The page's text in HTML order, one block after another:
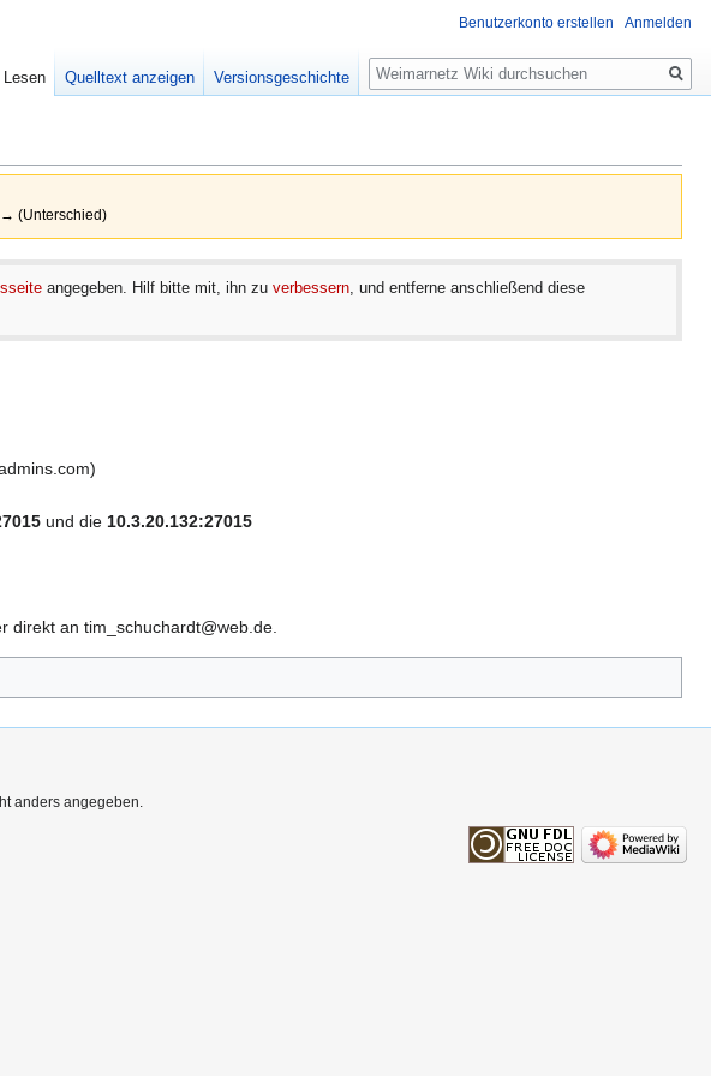
→ (Unterschied)
angegeben. Hilf bitte mit, ihn zu verbessern , und entferne anschließend diese
und die 10.3.20.132:27015
direkt an tim_schuchardt@web.de.
Benutzerkonto erstellen Anmelden
Lesen Quelltext anzeigen Versionsgeschichte
Suche
anders angegeben.